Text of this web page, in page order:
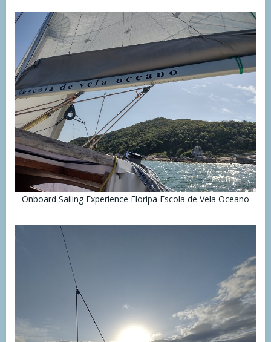
Onboard Sailing Experience Floripa Escola de Vela Oceano